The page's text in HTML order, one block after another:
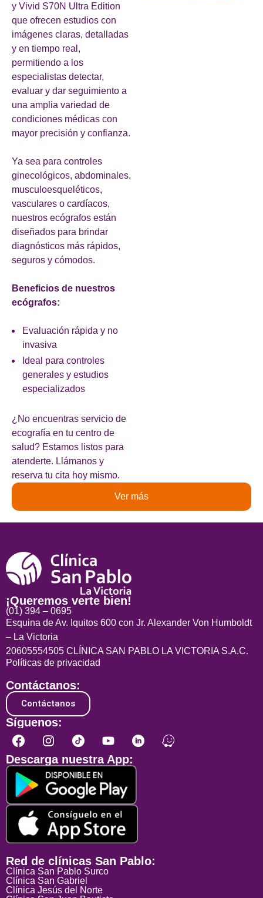
y Vivid S70N Ultra Edition
que ofrecen estudios con
imágenes claras, detalladas
y en tiempo real,
permitiendo a los
especialistas detectar,
evaluar y dar seguimiento a
una amplia variedad de
condiciones médicas con
mayor precisión y confianza.
Ya sea para controles
ginecológicos, abdominales,
musculoesqueléticos,
vasculares o cardíacos,
nuestros ecógrafos están
diseñados para brindar
diagnósticos más rápidos,
seguros y cómodos.
Beneficios de nuestros
ecógrafos:
Evaluación rápida y no
invasiva
Ideal para controles
generales y estudios
especializados
¿No encuentras servicio de
ecografía en tu centro de
salud? Estamos listos para
atenderte. Llámanos y
reserva tu cita hoy mismo.
Ver más
¡Queremos verte bien!
(01) 394 – 0695
Esquina de Av. Iquitos 600 con Jr. Alexander Von Humboldt
– La Victoria
20605554505 CLÍNICA SAN PABLO LA VICTORIA S.A.C.
Políticas de privacidad
Contáctanos:
Contáctanos
Síguenos:
Descarga nuestra App:
Red de clínicas San Pablo:
Clínica San Pablo Surco
Clínica San Gabriel
Clínica Jesús del Norte